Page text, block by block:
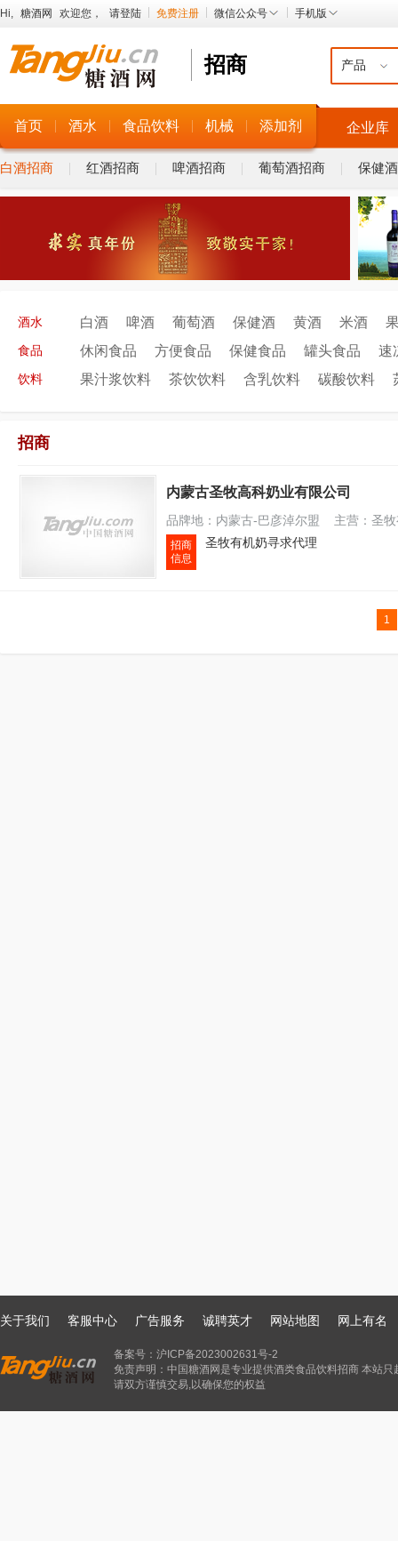
Hi, 糖酒网 欢迎您， 请登陆 免费注册 微信公众号 手机版
招商
首页 酒水 食品饮料 机械 添加剂 企业库
白酒招商 红酒招商 啤酒招商 葡萄酒招商 保健
酒水 白酒 啤酒 葡萄酒 保健酒 黄酒 米酒
食品 休闲食品 方便食品 保健食品 罐头食品 速
饮料 果汁浆饮料 茶饮饮料 含乳饮料 碳酸饮料
招商
内蒙古圣牧高科奶业有限公司
品牌地：内蒙古-巴彦淖尔盟 主营：圣牧
招商
信息
圣牧有机奶寻求代理
1
关于我们 客服中心 广告服务 诚聘英才 网站地图 网上有名
备案号： 沪ICP备2023002631号-2
免责声明：中国糖酒网是专业提供酒类食品饮料招商 本站
请双方谨慎交易,以确保您的权益